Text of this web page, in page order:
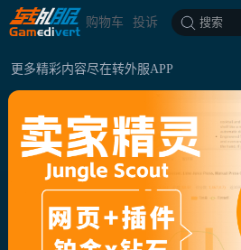
购物车 投诉 搜索
更多精彩内容尽在转外服APP